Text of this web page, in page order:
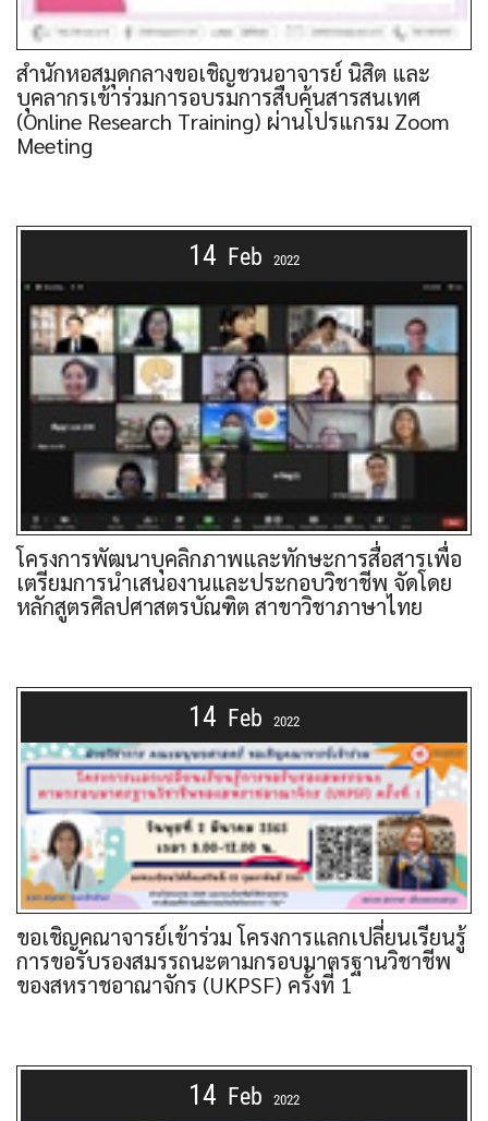
สำนักหอสมุดกลางขอเชิญชวนอาจารย์ นิสิต และ
บุคลากรเข้าร่วมการอบรมการสืบค้นสารสนเทศ
(Online Research Training) ผ่านโปรแกรม Zoom
Meeting
14 Feb 2022
โครงการพัฒนาบุคลิกภาพและทักษะการสื่อสารเพื่อ
เตรียมการนำเสนองานและประกอบวิชาชีพ จัดโดย
หลักสูตรศิลปศาสตรบัณฑิต สาขาวิชาภาษาไทย
14 Feb 2022
ขอเชิญคณาจารย์เข้าร่วม โครงการแลกเปลี่ยนเรียนรู้
การขอรับรองสมรรถนะตามกรอบมาตรฐานวิชาชีพ
ของสหราชอาณาจักร (UKPSF) ครั้งที่ 1
14 Feb 2022